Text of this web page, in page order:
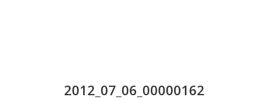
2012_07_06_00000162